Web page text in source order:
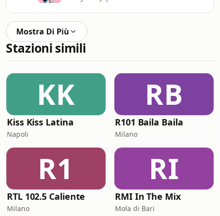
Mostra Di Più
Stazioni simili
KK
Kiss Kiss Latina
Napoli
RB
R101 Baila Baila
Milano
R1
RTL 102.5 Caliente
Milano
RI
RMI In The Mix
Mola di Bari